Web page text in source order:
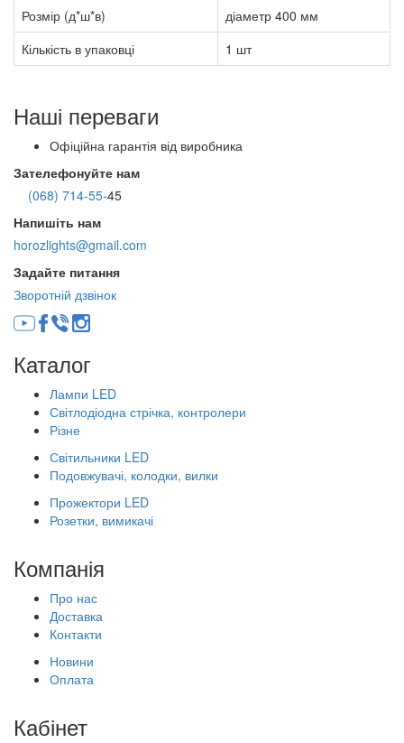
Розмір (д*ш*в)
діаметр 400 мм
Кількість в упаковці
1 шт
Наші переваги
Офіційна гарантія від виробника
Зателефонуйте нам
(068) 714-55-45
Напишіть нам
horozlights@gmail.com
Задайте питання
Зворотній дзвінок
Каталог
Лампи LED
Світлодіодна стрічка, контролери
Різне
Світильники LED
Подовжувачі, колодки, вилки
Прожектори LED
Розетки, вимикачі
Компанія
Про нас
Доставка
Контакти
Новини
Оплата
Кабінет